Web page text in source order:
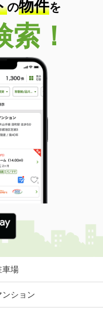
の物件を
！
車場
ンション